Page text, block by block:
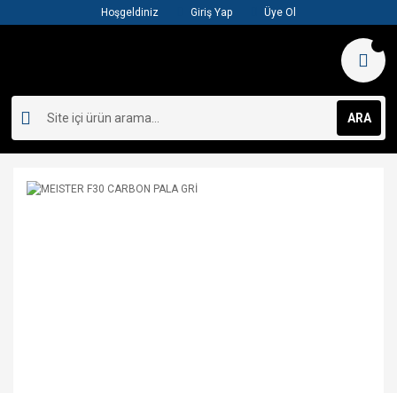
Hoşgeldiniz Giriş Yap Üye Ol
ARA